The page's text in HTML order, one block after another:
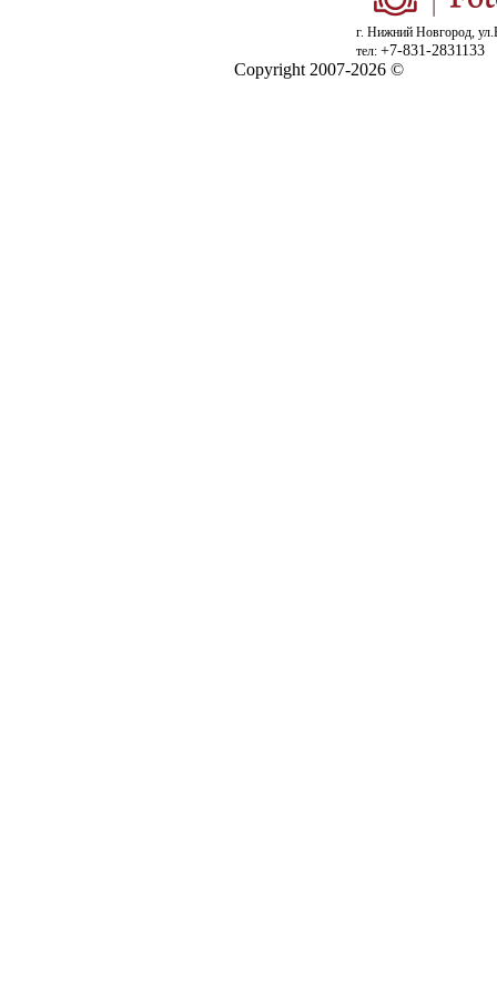
г. Нижний Новгород,
тел: +7-831-2831133
Copyright 2007-2026 ©